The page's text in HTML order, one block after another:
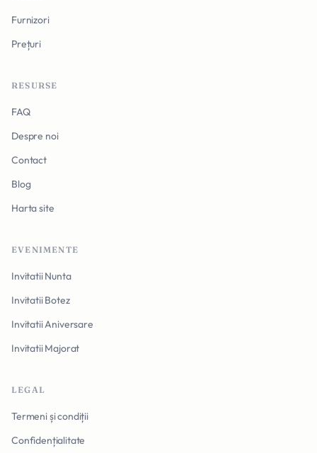
Furnizori
Prețuri
RESURSE
FAQ
Despre noi
Contact
Blog
Harta site
EVENIMENTE
Invitatii Nunta
Invitatii Botez
Invitatii Aniversare
Invitatii Majorat
LEGAL
Termeni și condiții
Confidențialitate